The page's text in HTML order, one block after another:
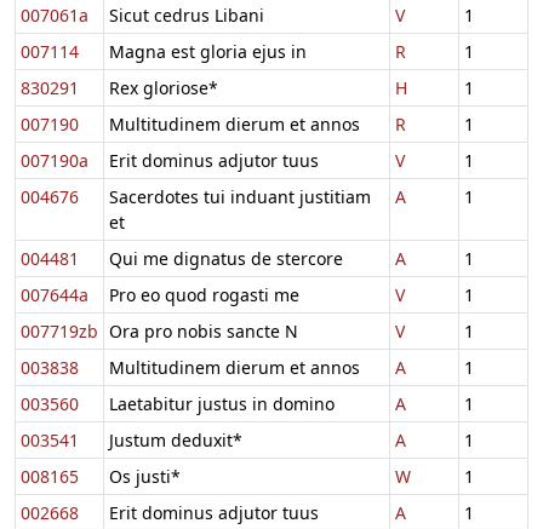
007061a Sicut cedrus Libani V
1
007114
Magna est gloria ejus in R
1
830291
Rex gloriose* H
1
007190
Multitudinem dierum et annos R
1
007190a
Erit dominus adjutor tuus V
1
004676
Sacerdotes tui induant justitiam
et
A 1
004481 Qui me dignatus de stercore A
1
007644a
Pro eo quod rogasti me V
1
007719zb Ora pro nobis sancte N V
1
003838
Multitudinem dierum et annos A
1
003560
Laetabitur justus in domino A
1
003541
Justum deduxit* A
1
008165
Os justi* W
1
002668
Erit dominus adjutor tuus A
1